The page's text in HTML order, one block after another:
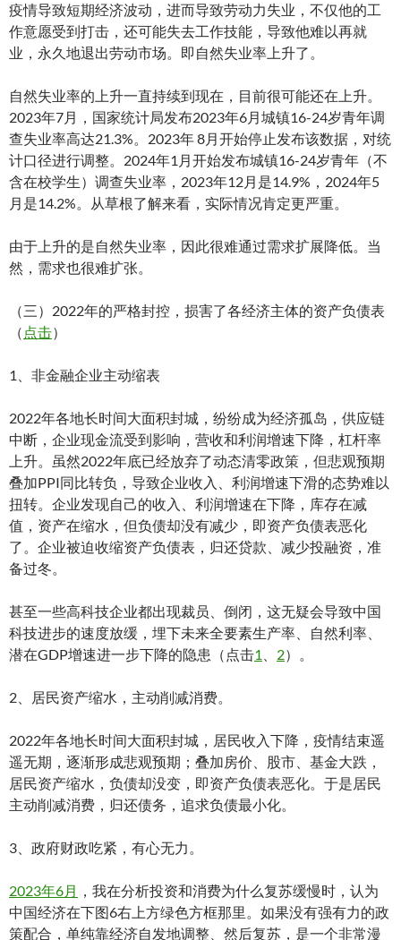
疫情导致短期经济波动，进而导致劳动力失业，不仅他的工
作意愿受到打击，还可能失去工作技能，导致他难以再就
业，永久地退出劳动市场。即自然失业率上升了。
自然失业率的上升一直持续到现在，目前很可能还在上升。
2023年7月，国家统计局发布2023年6月城镇16-24岁青年调
查失业率高达21.3%。2023年 8月开始停止发布该数据，对统
计口径进行调整。2024年1月开始发布城镇16-24岁青年（不
含在校学生）调查失业率，2023年12月是14.9%，2024年5
月是14.2%。从草根了解来看，实际情况肯定更严重。
由于上升的是自然失业率，因此很难通过需求扩展降低。当
然，需求也很难扩张。
（三）2022年的严格封控，损害了各经济主体的资产负债表
（ 点击）
1、非金融企业主动缩表
2022年各地长时间大面积封城，纷纷成为经济孤岛，供应链
中断，企业现金流受到影响，营收和利润增速下降，杠杆率
上升。虽然2022年底已经放弃了动态清零政策，但悲观预期
叠加PPI同比转负，导致企业收入、利润增速下滑的态势难以
扭转。企业发现自己的收入、利润增速在下降，库存在减
值，资产在缩水，但负债却没有减少，即资产负债表恶化
了。企业被迫收缩资产负债表，归还贷款、减少投融资，准
备过冬。
甚至一些高科技企业都出现裁员、倒闭，这无疑会导致中国
科技进步的速度放缓，埋下未来全要素生产率、自然利率、
潜在GDP增速进一步下降的隐患（点击1 2）。
2、居民资产缩水，主动削减消费。
2022年各地长时间大面积封城，居民收入下降，疫情结束遥
遥无期，逐渐形成悲观预期；叠加房价、股市、基金大跌，
居民资产缩水，负债却没变，即资产负债表恶化。于是居民
主动削减消费，归还债务，追求负债最小化。
3、政府财政吃紧，有心无力。
2023年6月 ，我在分析投资和消费为什么复苏缓慢时，认为
中国经济在下图6右上方绿色方框那里。如果没有强有力的政
策配合，单纯靠经济自发地调整、然后复苏，是一个非常漫